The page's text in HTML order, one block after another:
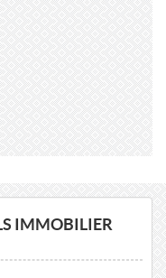
IMMOBILIER